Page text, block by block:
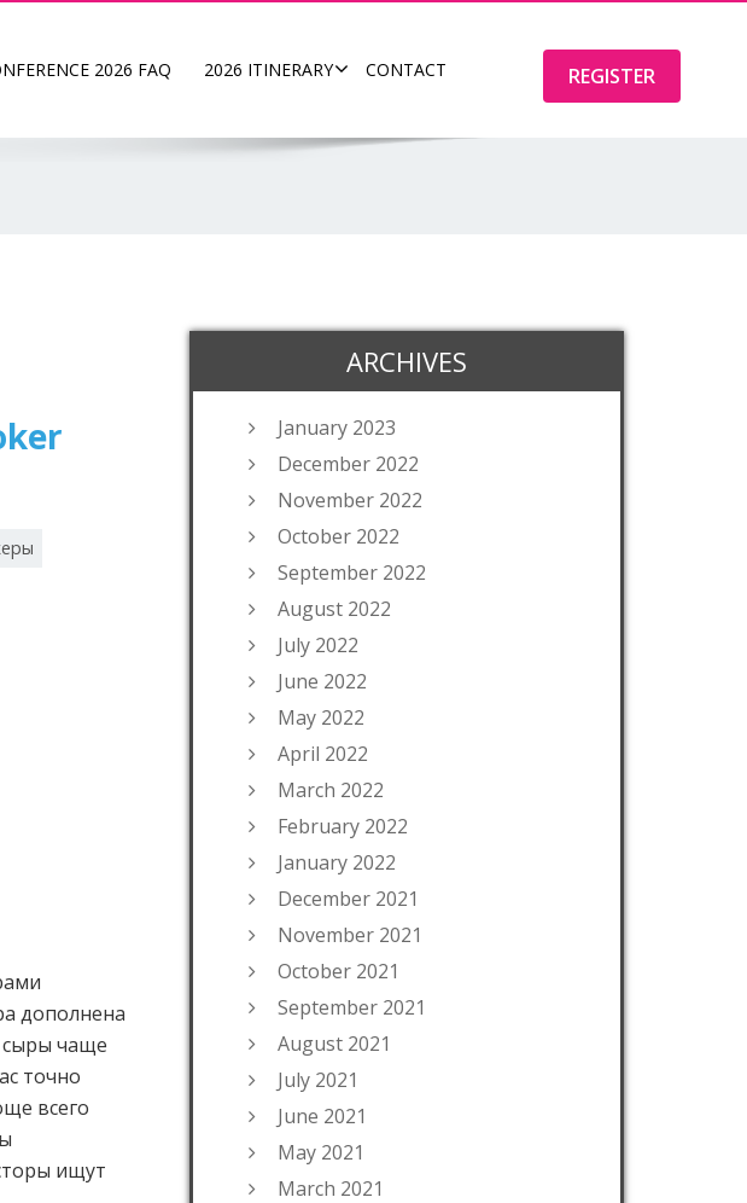
2026 FAQ 2026 ITINERARY CONTACT REGISTER
дополнена
чаще
точно
всего
ищут
ARCHIVES
January 2023
December 2022
November 2022
October 2022
September 2022
August 2022
July 2022
June 2022
May 2022
April 2022
March 2022
February 2022
January 2022
December 2021
November 2021
October 2021
September 2021
August 2021
July 2021
June 2021
May 2021
March 2021